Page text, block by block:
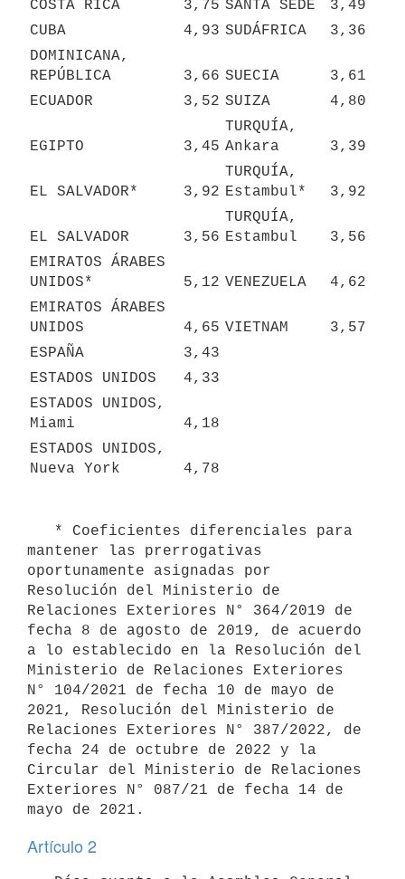
COSTA RICA
3,75 SANTA SEDE
3,49
CUBA
4,93 SUDÁFRICA
3,36
DOMINICANA,
REPÚBLICA
3,66 SUECIA
3,61
ECUADOR
3,52 SUIZA 4,80
EGIPTO 3,45
TURQUÍA,
Ankara
3,39
EL SALVADOR* 3,92
TURQUÍA,
Estambul*
3,92
EL SALVADOR 3,56
TURQUÍA,
Estambul
3,56
EMIRATOS ÁRABES
UNIDOS*
5,12 VENEZUELA
4,62
EMIRATOS ÁRABES
UNIDOS
4,65 VIETNAM
3,57
ESPAÑA
3,43
ESTADOS UNIDOS
4,33
ESTADOS UNIDOS,
Miami
4,18
ESTADOS UNIDOS,
Nueva York
4,78
mantener las prerrogativas
oportunamente asignadas por
Resolución del Ministerio de
Relaciones Exteriores N° 364/2019 de
fecha 8 de agosto de 2019, de acuerdo
a lo establecido en la Resolución del
Ministerio de Relaciones Exteriores
N° 104/2021 de fecha 10 de mayo de
2021, Resolución del Ministerio de
Relaciones Exteriores N° 387/2022, de
fecha 24 de octubre de 2022 y la
Circular del Ministerio de Relaciones
Exteriores N° 087/21 de fecha 14 de
Artículo 2